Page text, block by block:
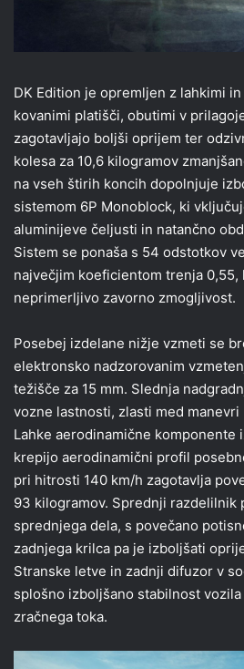
DK Edition je opremljen z lahkimi
kovanimi platišči, obutimi v
zagotavljajo boljši oprijem ter
kolesa za 10,6 kilogramov
na vseh štirih koncih dopolnjuje
sistemom 6P Monoblock, ki
aluminijeve čeljusti in natančno
Sistem se ponaša s 54 odstotkov
največjim koeficientom trenja 0,55,
neprimerljivo zavorno zmogljivost.
Posebej izdelane nižje vzmeti se
elektronsko nadzorovanim
težišče za 15 mm. Slednja
vozne lastnosti, zlasti med
Lahke aerodinamične komponente
krepijo aerodinamični profil
pri hitrosti 140 km/h zagotavlja
93 kilogramov. Sprednji razdelilnik
sprednjega dela, s povečano
zadnjega krilca pa je izboljšati
Stranske letve in zadnji difuzor v
splošno izboljšano stabilnost
zračnega toka.